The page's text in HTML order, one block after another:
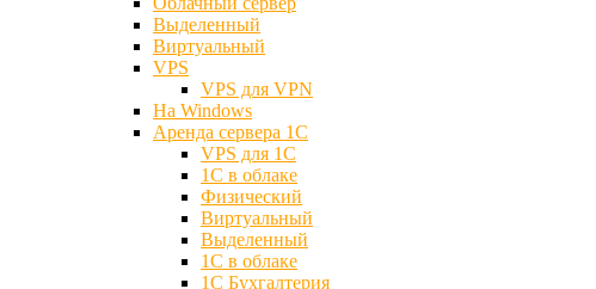
Выделенный
Виртуальный
VPS
VPS для VPN
На Windows
Аренда сервера 1С
VPS для 1С
1С в облаке
Физический
Виртуальный
Выделенный
1С в облаке
1С Бухгалтерия